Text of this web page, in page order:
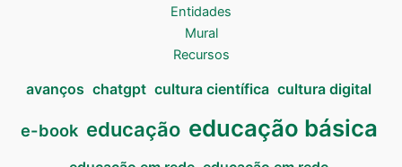
Entidades
Mural
Recursos
avanços chatgpt cultura científica cultura digital
e-book educação educação básica